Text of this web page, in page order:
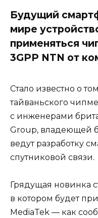
Будущий
мире
применяться
3GPP NTN от
Стало известно о
тайваньского
с инженерами
Group, владеющей
ведут разработку
спутниковой связи.
Грядущая новинка
в котором будет
MediaTek — как